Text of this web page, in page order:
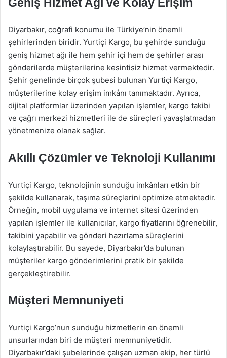
Diyarbakır, coğrafi konumu ile Türkiye’nin önemli
şehirlerinden biridir. Yurtiçi Kargo, bu şehirde sunduğu
geniş hizmet ağı ile hem şehir içi hem de şehirler arası
gönderilerde müşterilerine kesintisiz hizmet vermektedir.
Şehir genelinde birçok şubesi bulunan Yurtiçi Kargo,
müşterilerine kolay erişim imkânı tanımaktadır. Ayrıca,
dijital platformlar üzerinden yapılan işlemler, kargo takibi
ve çağrı merkezi hizmetleri ile de süreçleri yavaşlatmadan
yönetmenize olanak sağlar.
Akıllı Çözümler ve Teknoloji Kullanımı
Yurtiçi Kargo, teknolojinin sunduğu imkânları etkin bir
şekilde kullanarak, taşıma süreçlerini optimize etmektedir.
Örneğin, mobil uygulama ve internet sitesi üzerinden
yapılan işlemler ile kullanıcılar, kargo fiyatlarını öğrenebilir,
takibini yapabilir ve gönderi hazırlama süreçlerini
kolaylaştırabilir. Bu sayede, Diyarbakır’da bulunan
müşteriler kargo gönderimlerini pratik bir şekilde
gerçekleştirebilir.
Müşteri Memnuniyeti
Yurtiçi Kargo’nun sunduğu hizmetlerin en önemli
unsurlarından biri de müşteri memnuniyetidir.
Diyarbakır’daki şubelerinde çalışan uzman ekip, her türlü